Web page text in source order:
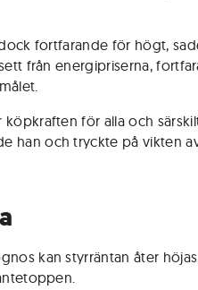
fortfarande för högt,
från energipriserna,
för alla och
han och tryckte på vikten
kan styrräntan åter